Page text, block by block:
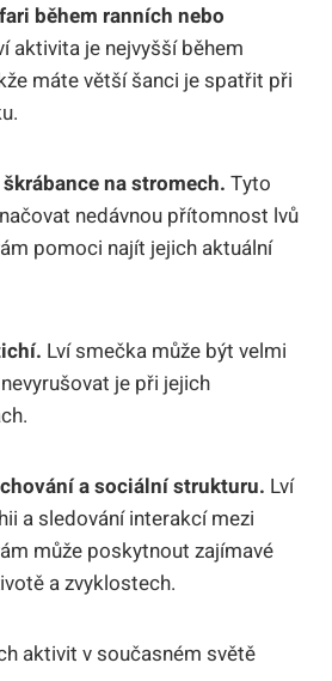
během ranních nebo
aktivita je nejvyšší během
máte větší šanci je spatřit při
na stromech. Tyto
nedávnou přítomnost lvů
pomoci najít jejich aktuální
Lví smečka může být velmi
je při jejich
a sociální strukturu. Lví
a sledování interakcí mezi
může poskytnout zajímavé
a zvyklostech.